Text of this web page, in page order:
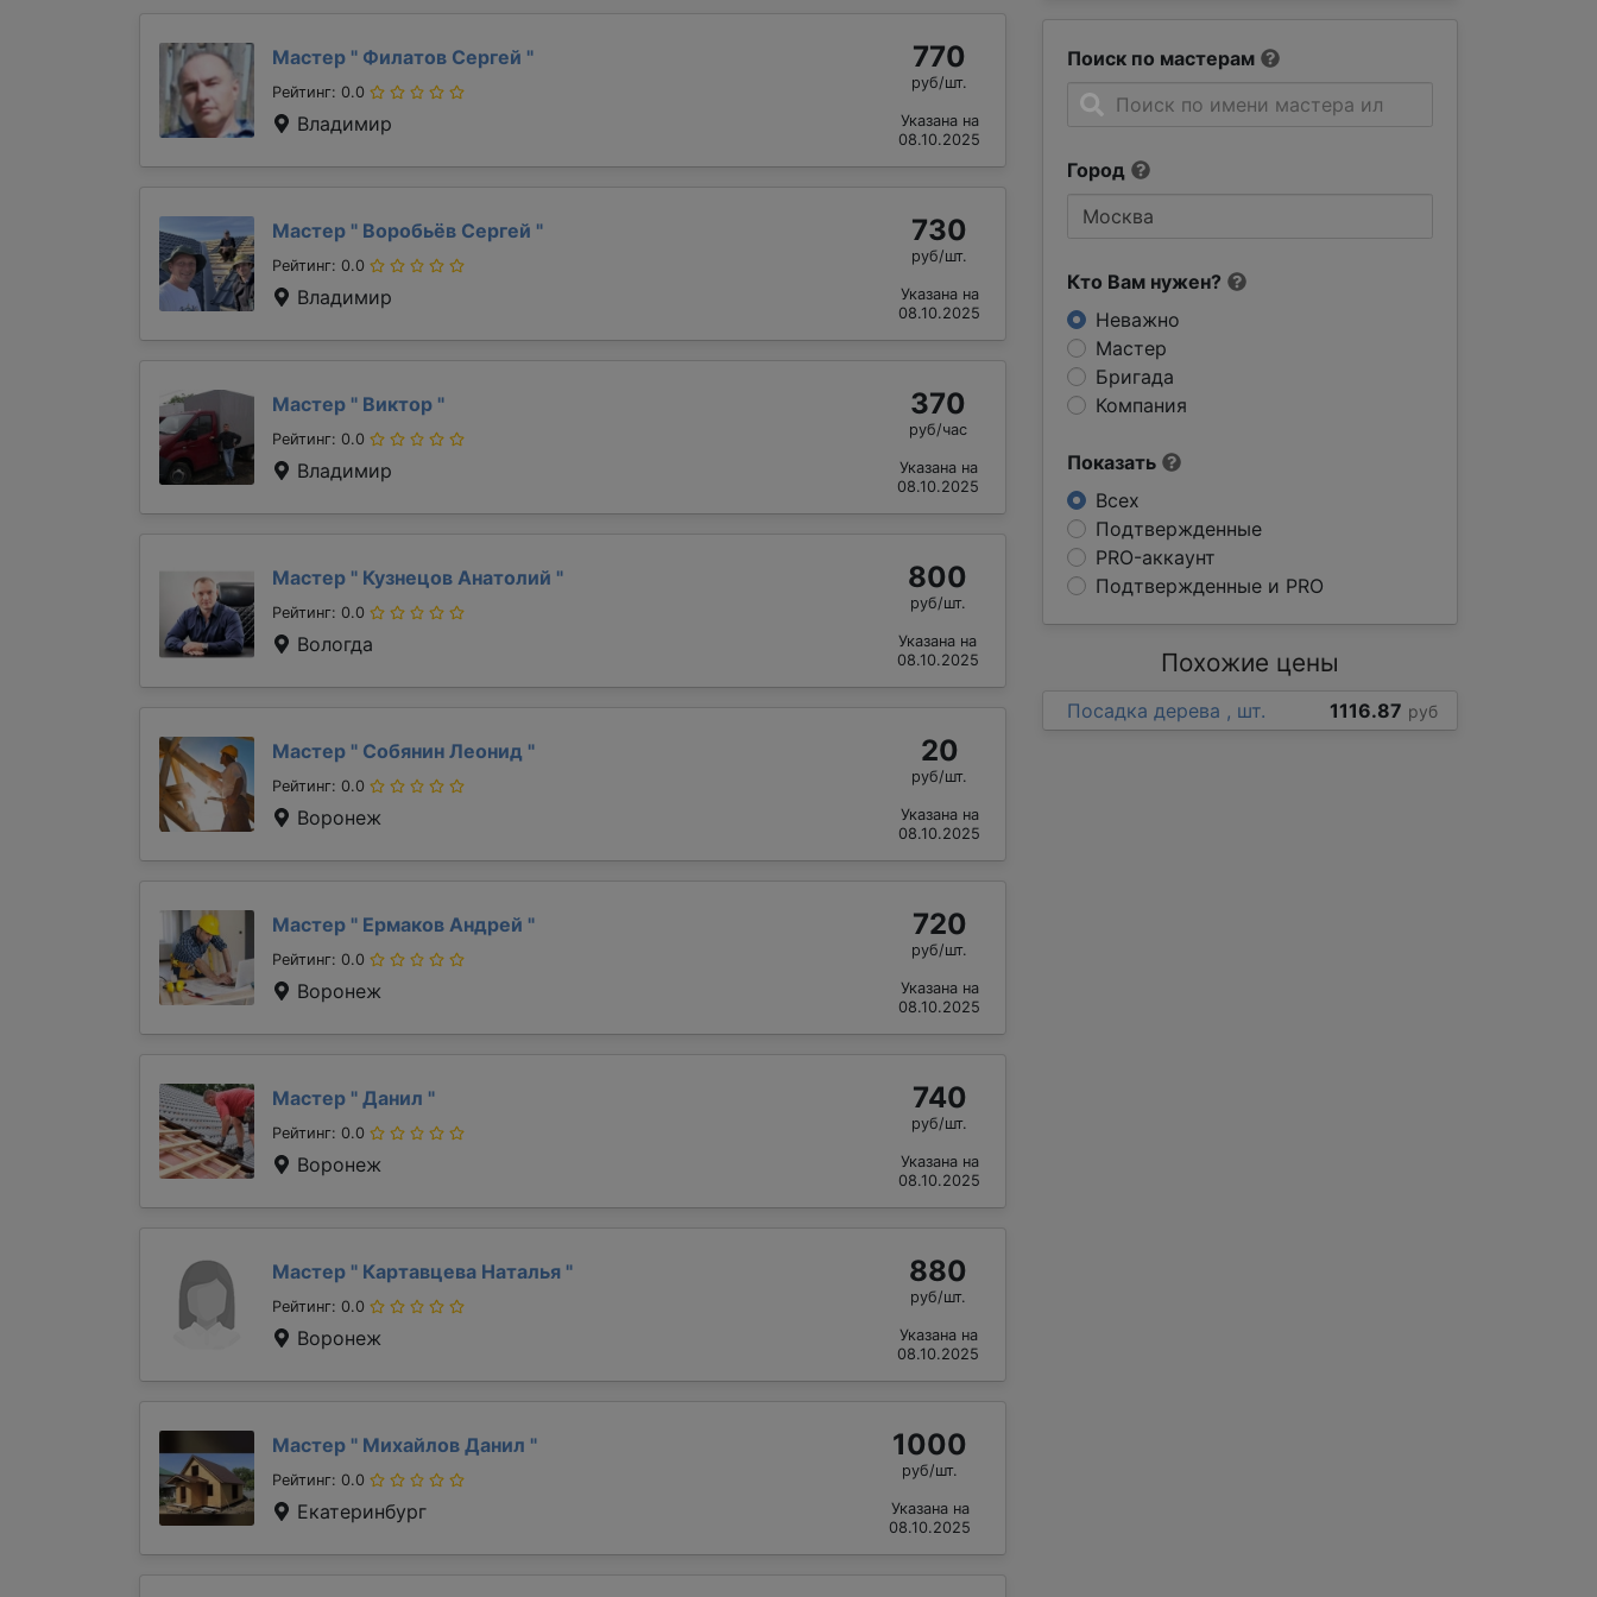
Поиск по мастерам
Город
Кто Вам нужен?
Неважно
Мастер
Бригада
Компания
Показать
Всех
Подтвержденные
PRO-аккаунт
Подтвержденные и PRO
Мастер " Филатов Сергей "
Рейтинг: 0.0
Владимир
770
руб/шт.
Указана на
08.10.2025
Мастер " Воробьёв Сергей "
Рейтинг: 0.0
Владимир
730
руб/шт.
Указана на
08.10.2025
Мастер " Виктор "
Рейтинг: 0.0
Владимир
370
руб/час
Указана на
08.10.2025
Мастер " Кузнецов Анатолий "
Рейтинг: 0.0
Вологда
800
руб/шт.
Указана на
08.10.2025
Мастер " Собянин Леонид "
Рейтинг: 0.0
Воронеж
20
руб/шт.
Указана на
08.10.2025
Мастер " Ермаков Андрей "
Рейтинг: 0.0
Воронеж
720
руб/шт.
Указана на
08.10.2025
Мастер " Данил "
Рейтинг: 0.0
Воронеж
740
руб/шт.
Указана на
08.10.2025
Мастер " Картавцева Наталья "
Рейтинг: 0.0
Воронеж
880
руб/шт.
Указана на
08.10.2025
Мастер " Михайлов Данил "
Рейтинг: 0.0
Екатеринбург
1000
руб/шт.
Указана на
08.10.2025
Похожие цены
Посадка дерева , шт. 1116.87 руб